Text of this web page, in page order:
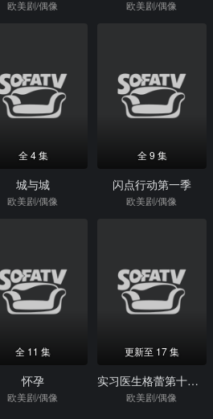
欧美剧/偶像 欧美剧/偶像
全 4 集
城与城
欧美剧/偶像
全 9 集
闪点行动第一季
欧美剧/偶像
全 11 集
怀孕
欧美剧/偶像
更新至 17 集
实习医生格蕾第十七季
欧美剧/偶像